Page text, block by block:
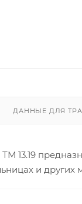
ДАННЫЕ ДЛЯ
13.19
и других